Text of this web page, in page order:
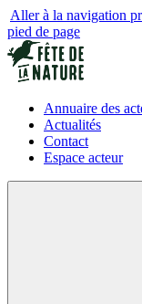
Aller à la navigation
pied de page
Annuaire des
Actualités
Contact
Espace acteur